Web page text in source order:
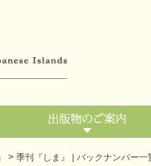
> 季刊『しま』 | バックナンバー一